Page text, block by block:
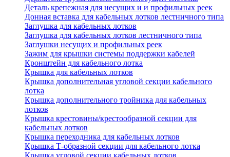
Деталь крепежная для несущих и и профильных реек
Донная вставка для кабельных лотков лестничного типа
Заглушка для кабельных лотков
Заглушка для кабельных лотков лестничного типа
Заглушки несущих и профильных реек
Зажим для крышки системы поддержки кабелей
Кронштейн для кабельного лотка
Крышка для кабельных лотков
Крышка дополнительная угловой секции кабельного
лотка
Крышка дополнительного тройника для кабельных
лотков
Крышка крестовины/крестообразной секции для
кабельных лотков
Крышка переходника для кабельных лотков
Крышка Т-образной секции для кабельного лотка
Крышка угловой секции кабельных лотков